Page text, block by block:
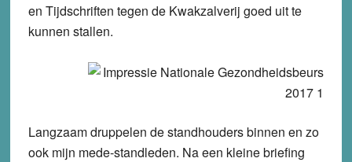
en Tijdschriften tegen de Kwakzalverij goed uit te
kunnen stallen.
Langzaam druppelen de standhouders binnen en zo
ook mijn mede-standleden. Na een kleine briefing